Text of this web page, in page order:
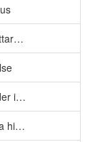
vad någon sagt
i berättelsen som
historier utspelar